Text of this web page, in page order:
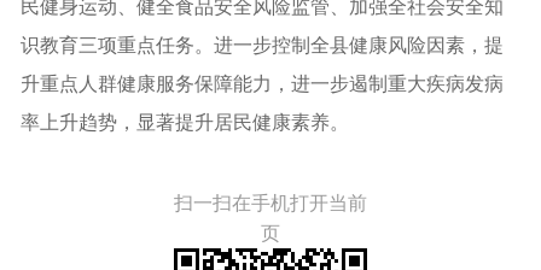
民健身运动、健全食品安全风险监管、加强全社会安全知
识教育三项重点任务。进一步控制全县健康风险因素，提
升重点人群健康服务保障能力，进一步遏制重大疾病发病
率上升趋势，显著提升居民健康素养。
扫一扫在手机打开当前
页